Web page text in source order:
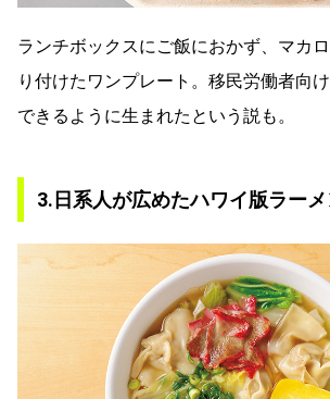
ランチボックスにご飯におかず、マカ
り付けたワンプレート。移民労働者向
できるように生まれたという説も。
3.日系人が広めたハワイ版ラーメ